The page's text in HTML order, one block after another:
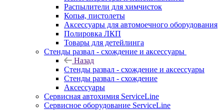
Распылители для химчисток
Копья, пистолеты
Аксессуары для автомоечного оборудования
Полировка ЛКП
Товары для детейлинга
Стенды развал - схождение и аксессуары
Назад
Стенды развал - схождение и аксессуары
Стенды развал - схождение
Аксессуары
Сервисная автохимия ServiceLine
Сервисное оборудование ServiceLine